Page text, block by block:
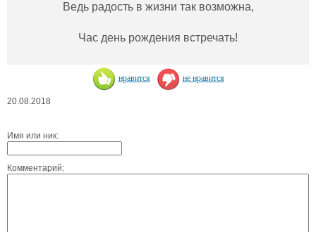
Ведь радость в жизни так возможна,
Час день рождения встречать!
нравится не нравится
20.08.2018
Имя или ник:
Комментарий: